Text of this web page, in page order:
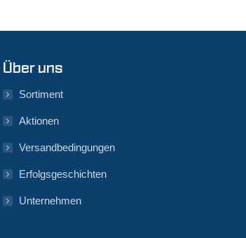
Über uns
Sortiment
Aktionen
Versandbedingungen
Erfolgsgeschichten
Unternehmen